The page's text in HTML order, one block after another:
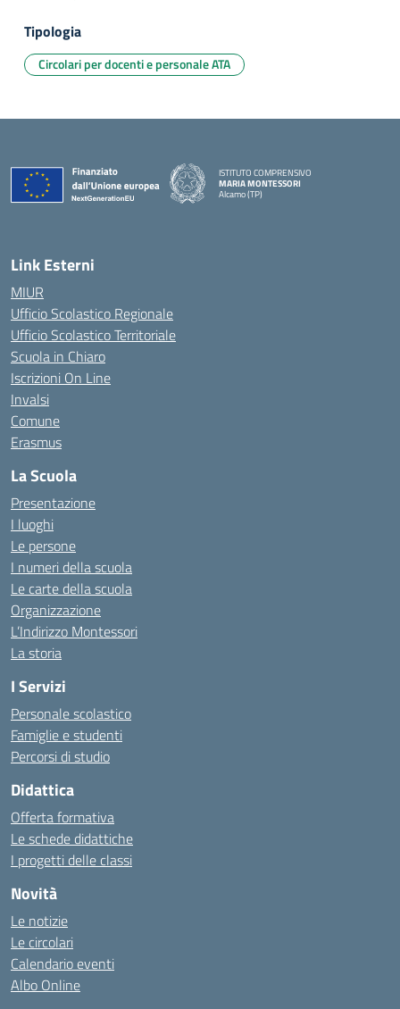
Tipologia
Circolari per docenti e personale ATA
ISTITUTO COMPRENSIVO
MARIA MONTESSORI
Alcamo (TP)
Link Esterni
MIUR
Ufficio Scolastico Regionale
Ufficio Scolastico Territoriale
Scuola in Chiaro
Iscrizioni On Line
Invalsi
Comune
Erasmus
La Scuola
Presentazione
I luoghi
Le persone
I numeri della scuola
Le carte della scuola
Organizzazione
L’Indirizzo Montessori
La storia
I Servizi
Personale scolastico
Famiglie e studenti
Percorsi di studio
Didattica
Offerta formativa
Le schede didattiche
I progetti delle classi
Novità
Le notizie
Le circolari
Calendario eventi
Albo Online